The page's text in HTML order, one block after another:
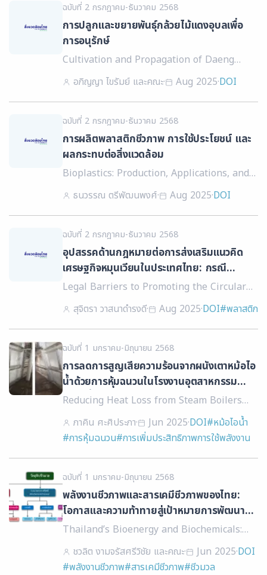
ฉบับที่ 2 กรกฎาคม-ธันวาคม 2568
การปลูกและขยายพันธ์ุกล้วยไม้แดงอุบลเพื่อ
การอนุรักษ์
Cultivation and Propagation of Daeng
Ubon orchid (Doritis pulcherrima var.
buyssoniana) for Conservation
อภิญญา ไขรัมย์ และคณะ· Aug 2025·DOI
ฉบับที่ 2 กรกฎาคม-ธันวาคม 2568
การผลิตพลาสติกชีวภาพ การใช้ประโยชน์ และ
ผลกระทบต่อสิ่งแวดล้อม
Bioplastics: Production, Applications, and
Environmental Impacts
ธนวรรณ ตรีพัฒนพงศ์· Aug 2025·DOI
ฉบับที่ 2 กรกฎาคม-ธันวาคม 2568
อุปสรรคด้านกฎหมายต่อการส่งเสริมแนวคิด
เศรษฐกิจหมุนเวียนในประเทศไทย: กรณี
อุตสาหกรรมพลาสติก
Legal Barriers to Promoting the Circular
Economy in Thailand: The Case of the
Plastics Industry
สุจิตรา วาสนาดำรงดี· Aug 2025·DOI#พลาสติก
ฉบับที่ 1 มกราคม-มิถุนายน 2568
การลดการสูญเสียความร้อนจากผนังเตาหม้อไอ
น้ำด้วยการหุ้มฉนวนในโรงงานอุตสาหกรรม
ปาล์มน้ำมัน
Reducing Heat Loss from Steam Boilers
Using Insulation in Palm Oil Mill
ภาคิน ศะศิประภา· Jun 2025·DOI#หม้อไอน้ำ
#การหุ้มฉนวน#การเพิ่มประสิทธิภาพการใช้พลังงาน
ฉบับที่ 1 มกราคม-มิถุนายน 2568
พลังงานชีวภาพและสารเคมีชีวภาพของไทย:
โอกาสและความท้าทายสู่เป้าหมายการพัฒนาที่
ยั่งยืน
Thailand’s Bioenergy and Biochemicals:
Opportunities and Challenges Toward
Sustainable Development Goals
ชวลิต งามจรัสศรีวิชัย และคณะ· Jun 2025·DOI
#พลังงานชีวภาพ#สารเคมีชีวภาพ#ชีวมวล